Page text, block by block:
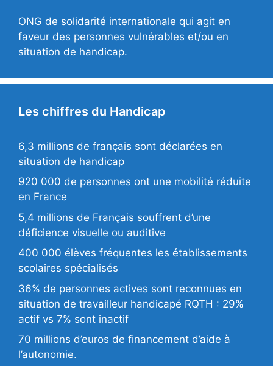
ONG de solidarité internationale qui agit en
faveur des personnes vulnérables et/ou en
situation de handicap.
Les chiffres du Handicap
6,3 millions de français sont déclarées en
situation de handicap
920 000 de personnes ont une mobilité réduite
en France
5,4 millions de Français souffrent d’une
déficience visuelle ou auditive
400 000 élèves fréquentes les établissements
scolaires spécialisés
36% de personnes actives sont reconnues en
situation de travailleur handicapé RQTH : 29%
actif vs 7% sont inactif
70 millions d’euros de financement d’aide à
l’autonomie.